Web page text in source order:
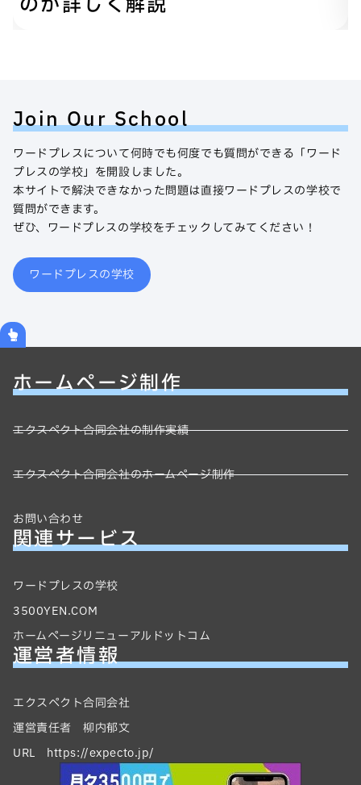
Join Our School
ワードプレスについて何時でも何度でも質問ができる「ワード
プレスの学校」を開設しました。
本サイトで解決できなかった問題は直接ワードプレスの学校で
質問ができます。
ぜひ、ワードプレスの学校をチェックしてみてください！
ワードプレスの学校
ホームページ制作
エクスペクト合同会社の制作実績
エクスペクト合同会社のホームページ制作
お問い合わせ
関連サービス
ワードプレスの学校
3500YEN.COM
ホームページリニューアルドットコム
運営者情報
エクスペクト合同会社
運営責任者 柳内郁文
URL https://expecto.jp/